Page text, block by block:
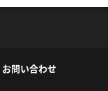
お問い合わせ